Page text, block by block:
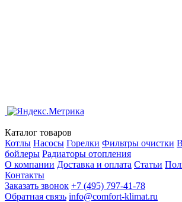
Каталог товаров
Котлы Насосы Горелки Фильтры очистки
бойлеры Радиаторы отопления
О компании Доставка и оплата Статьи
Контакты
Заказать звонок +7 (495) 797-41-78
Обратная связь info@comfort-klimat.ru